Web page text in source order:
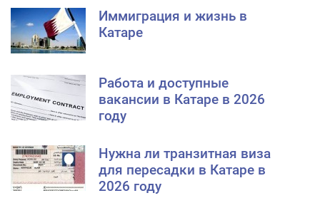
Иммиграция и жизнь в
Катаре
Работа и доступные
вакансии в Катаре в 2026
году
Нужна ли транзитная виза
для пересадки в Катаре в
2026 году